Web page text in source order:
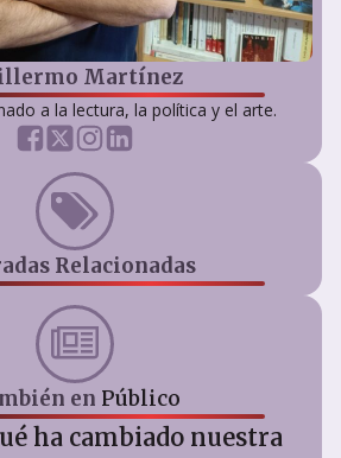
Martínez
a la lectura, la política y el arte.
Relacionadas
en Público
ha cambiado nuestra